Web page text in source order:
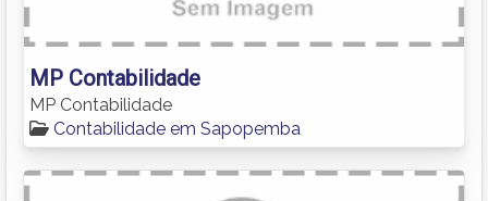
MP Contabilidade
MP Contabilidade
Contabilidade em Sapopemba